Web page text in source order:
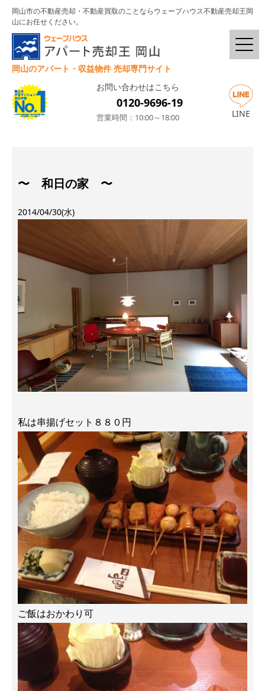
岡山市の不動産売却・不動産買取のことならウェーブハウス不動産売却王岡
山にお任せください。
岡山のアパート・収益物件 売却専門サイト
お問い合わせはこちら
0120-9696-19
営業時間：10:00～18:00 LINE
〜 和日の家 〜
2014/04/30(水)
私は串揚げセット８８０円
ご飯はおかわり可